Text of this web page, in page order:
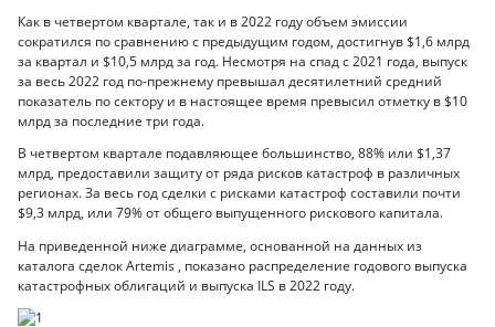
Как в четвертом квартале, так и в 2022 году объем эмиссии
сократился по сравнению с предыдущим годом, достигнув $1,6 млрд
за квартал и $10,5 млрд за год. Несмотря на спад с 2021 года, выпуск
за весь 2022 год по-прежнему превышал десятилетний средний
показатель по сектору и в настоящее время превысил отметку в $10
млрд за последние три года.
В четвертом квартале подавляющее большинство, 88% или $1,37
млрд, предоставили защиту от ряда рисков катастроф в различных
регионах. За весь год сделки с рисками катастроф составили почти
$9,3 млрд, или 79% от общего выпущенного рискового капитала.
На приведенной ниже диаграмме, основанной на данных из
каталога сделок Artemis , показано распределение годового выпуска
катастрофных облигаций и выпуска ILS в 2022 году.